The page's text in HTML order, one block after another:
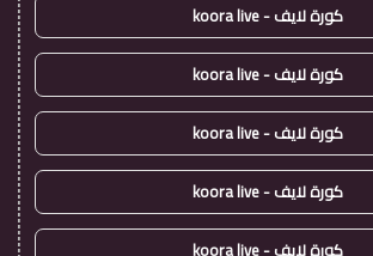
كورة لايف - koora live
كورة لايف - koora live
كورة لايف - koora live
كورة لايف - koora live
كورة لايف - koora live